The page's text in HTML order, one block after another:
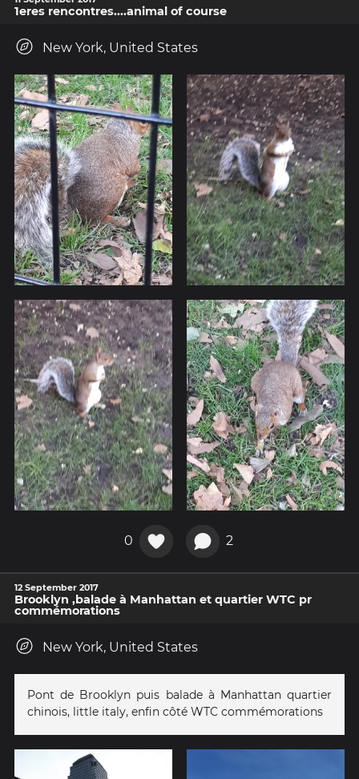
1eres rencontres....animal of course
New York, United States
0 2
12 September 2017
Brooklyn ,balade à Manhattan et quartier WTC pr
commémorations
New York, United States
Pont de Brooklyn puis balade à Manhattan quartier
chinois, little italy, enfin côté WTC commémorations